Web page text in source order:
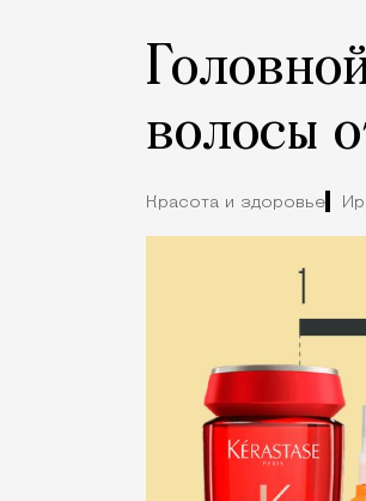
волосы
Красота и здоровье